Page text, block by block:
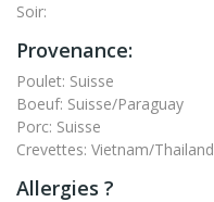
Soir:
Provenance:
Poulet: Suisse
Boeuf: Suisse/Paraguay
Porc: Suisse
Crevettes: Vietnam/Thailand
Allergies ?